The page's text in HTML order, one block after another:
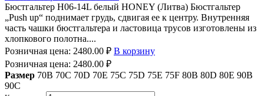
Бюстгальтер H06-14L белый HONEY (Литва) Бюстгальтер
„Push up“ поднимает грудь, сдвигая ее к центру. Внутренняя
часть чашки бюстгальтера и ластовица трусов изготовлены из
хлопкового полотна....
Розничная цена: 2480.00 ₽ В корзину
Розничная цена: 2480.00 ₽
Размер 70B 70C 70D 70E 75C 75D 75E 75F 80B 80D 80E 90B
90C